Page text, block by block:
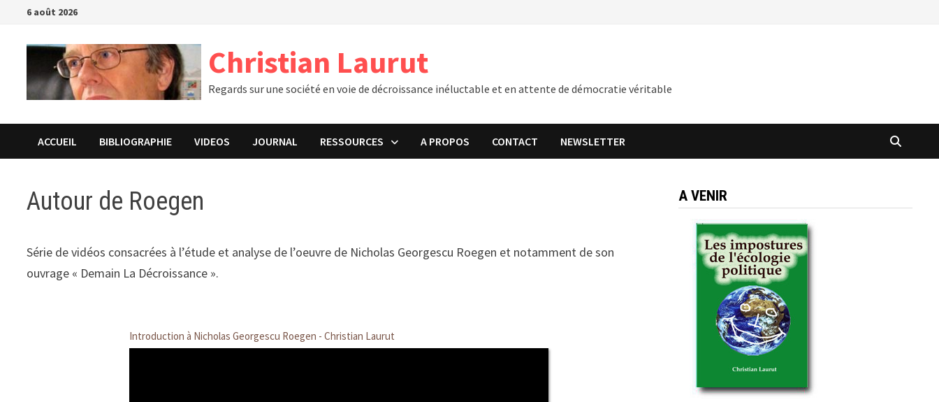
Passer
contenu
6 août 2026
Christian Laurut
Regards sur une société en voie de décroissance inéluctable et en attente de démocratie véritable
ACCUEIL BIBLIOGRAPHIE VIDEOS JOURNAL RESSOURCES A PROPOS CONTACT NEWSLETTER
Autour de Roegen
Série de vidéos consacrées à l’étude et analyse de l’oeuvre de Nicholas Georgescu Roegen et notamment de son
ouvrage « Demain La Décroissance ».
Introduction à Nicholas Georgescu Roegen - Christian Laurut
A VENIR